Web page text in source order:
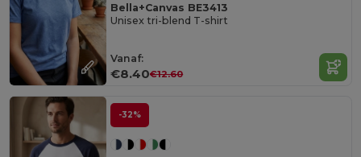
Bella+Canvas BE3413
Unisex tri-blend T-shirt
Vanaf:
€8.40€12.60
-32%